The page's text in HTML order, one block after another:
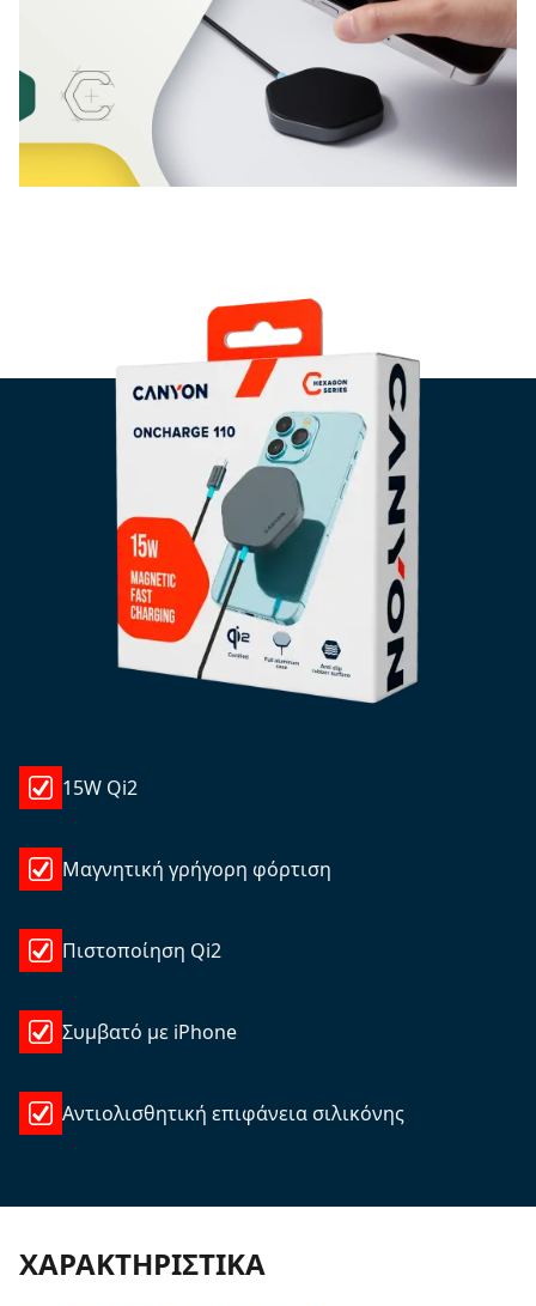
15W Qi2
Μαγνητική γρήγορη φόρτιση
Πιστοποίηση Qi2
Συμβατό με iPhone
Αντιολισθητική επιφάνεια σιλικόνης
ΧΑΡΑΚΤΗΡΙΣΤΙΚΆ